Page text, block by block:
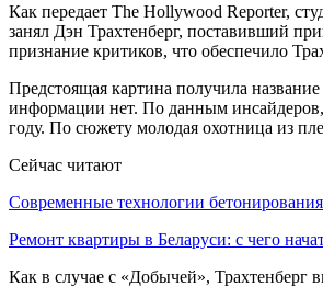
Как передает The Hollywood Reporter,
занял Дэн Трахтенберг, поставивший
признание критиков, что обеспечило
Предстоящая картина получила
информации нет. По данным
году. По сюжету молодая охотница из
Сейчас читают
Современные технологии
Ремонт квартиры в Беларуси: с чего
Как в случае с «Добычей», Трахтенберг